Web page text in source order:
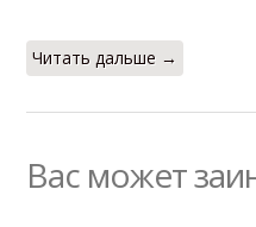
Читать дальше →
Вас может